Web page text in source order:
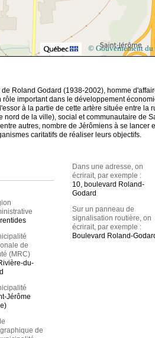
© Gouvernement du
Roland Godard (1938-2002), homme
rôle important dans le développement
à la partie de cette artère située entre la
nord de la ville), social et communautaire de
autres, nombre de Jérômiens à se lancer
caritatifs de réaliser leurs objectifs.
de
(MRC)
du-
Jérôme
de
Dans une adresse, on
écrirait, par exemple :
10, boulevard Roland-
Godard
Sur un panneau de
signalisation routière, on
écrirait, par exemple :
Boulevard Roland-